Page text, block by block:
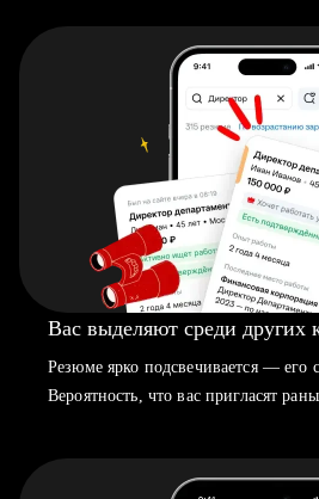
Вас выделяют среди других
Резюме ярко подсвечивается — его
Вероятность, что вас пригласят